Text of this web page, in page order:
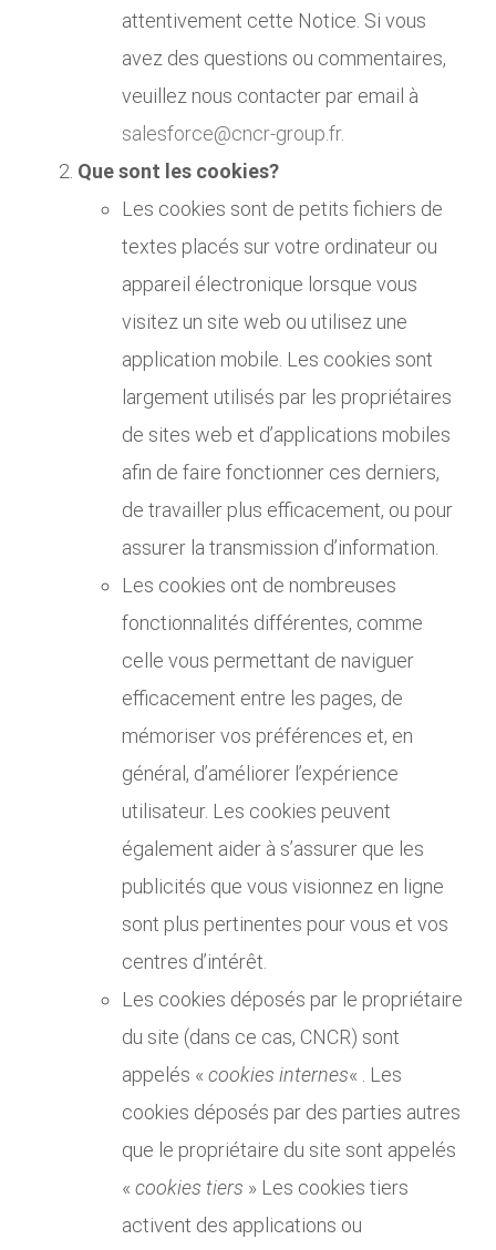
attentivement cette Notice. Si vous
avez des questions ou commentaires,
veuillez nous contacter par email à
salesforce@cncr-group.fr.
Que sont les cookies?
Les cookies sont de petits fichiers de
textes placés sur votre ordinateur ou
appareil électronique lorsque vous
visitez un site web ou utilisez une
application mobile. Les cookies sont
largement utilisés par les propriétaires
de sites web et d’applications mobiles
afin de faire fonctionner ces derniers,
de travailler plus efficacement, ou pour
assurer la transmission d’information.
Les cookies ont de nombreuses
fonctionnalités différentes, comme
celle vous permettant de naviguer
efficacement entre les pages, de
mémoriser vos préférences et, en
général, d’améliorer l’expérience
utilisateur. Les cookies peuvent
également aider à s’assurer que les
publicités que vous visionnez en ligne
sont plus pertinentes pour vous et vos
centres d’intérêt.
Les cookies déposés par le propriétaire
du site (dans ce cas, CNCR) sont
appelés « cookies internes« . Les
cookies déposés par des parties autres
que le propriétaire du site sont appelés
« cookies tiers » Les cookies tiers
activent des applications ou